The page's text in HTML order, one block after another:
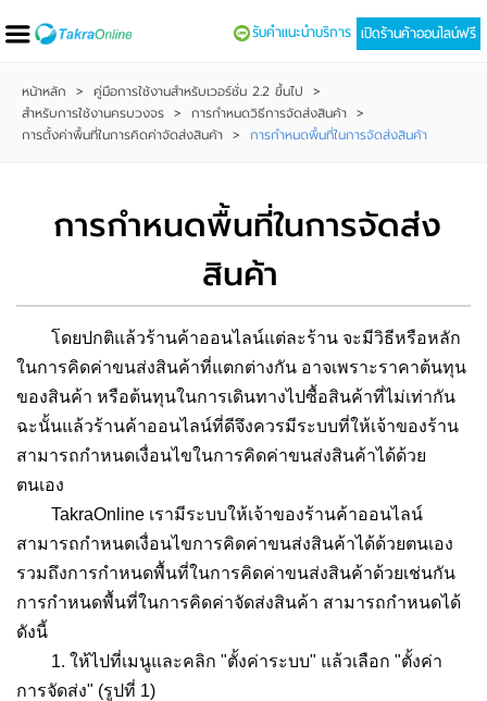
เปิดร้านค้าออนไลน์ฟรี
รับคำแนะนำบริการ
หน้าหลัก > คู่มือการใช้งานสำหรับเวอร์ชั่น 2.2 ขึ้นไป >
สำหรับการใช้งานครบวงจร > การกำหนดวิธีการจัดส่งสินค้า >
การตั้งค่าพื้นที่ในการคิดค่าจัดส่งสินค้า > การกำหนดพื้นที่ในการจัดส่งสินค้า
การกำหนดพื้นที่ในการจัดส่ง
สินค้า
โดยปกติแล้วร้านค้าออนไลน์แต่ละร้าน จะมีวิธีหรือหลัก
ในการคิดค่าขนส่งสินค้าที่แตกต่างกัน อาจเพราะราคาต้นทุน
ของสินค้า หรือต้นทุนในการเดินทางไปซื้อสินค้าที่ไม่เท่ากัน
ฉะนั้นแล้วร้านค้าออนไลน์ที่ดีจึงควรมีระบบที่ให้เจ้าของร้าน
สามารถกำหนดเงื่อนไขในการคิดค่าขนส่งสินค้าได้ด้วย
ตนเอง
TakraOnline เรามีระบบให้เจ้าของร้านค้าออนไลน์
สามารถกำหนดเงื่อนไขการคิดค่าขนส่งสินค้าได้ด้วยตนเอง
รวมถึงการกำหนดพื้นที่ในการคิดค่าขนส่งสินค้าด้วยเช่นกัน
การกำหนดพื้นที่ในการคิดค่าจัดส่งสินค้า สามารถกำหนดได้
ดังนี้
1. ให้ไปที่เมนูและคลิก "ตั้งค่าระบบ" แล้วเลือก "ตั้งค่า
การจัดส่ง" (รูปที่ 1)